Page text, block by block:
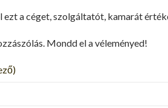
ezt a céget, szolgáltatót, kamarát
Mondd el a véleményed!